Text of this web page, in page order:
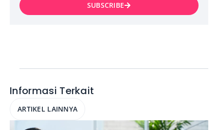
SUBSCRIBE
Informasi Terkait
ARTIKEL LAINNYA